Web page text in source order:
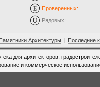
Проверенных:
Рядовых:
Памятники Архитектуры | Последние
для архитекторов,
и коммерческое